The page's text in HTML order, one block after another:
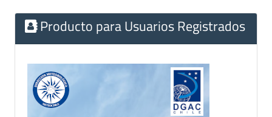
Producto para Usuarios Registrados